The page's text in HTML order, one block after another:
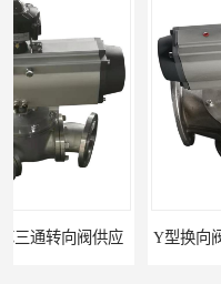
Y型换向阀 广东三通分路阀